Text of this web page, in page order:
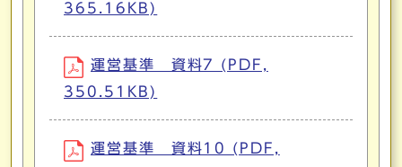
365.16KB)
運営基準 資料7 (PDF,
350.51KB)
運営基準 資料10 (PDF,